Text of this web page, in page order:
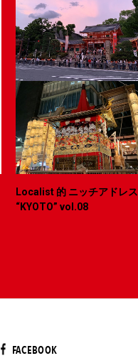
Localist 的 ニッチアドレス
“KYOTO” vol.08
FACEBOOK